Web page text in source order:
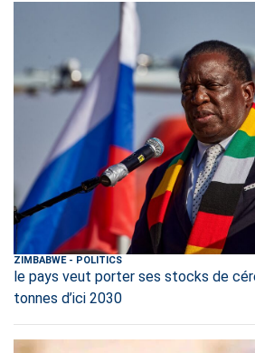
ZIMBABWE- POLITICS
le pays veut porter ses stocks de
tonnes d’ici 2030